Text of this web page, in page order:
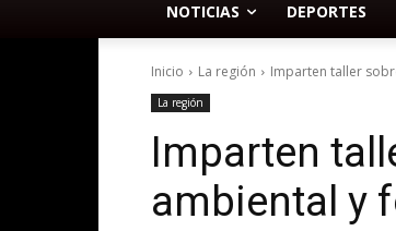
NOTICIAS DEPORTES
Inicio La región Imparten taller
La región
Imparten
ambiental y